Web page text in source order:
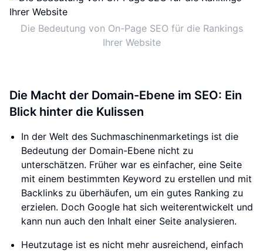
Die Bedeutung von On-Page SEO für die Rankings
Ihrer Website
Die Macht der Domain-Ebene im SEO: Ein
Blick hinter die Kulissen
In der Welt des Suchmaschinenmarketings ist die
Bedeutung der Domain-Ebene nicht zu
unterschätzen. Früher war es einfacher, eine Seite
mit einem bestimmten Keyword zu erstellen und mit
Backlinks zu überhäufen, um ein gutes Ranking zu
erzielen. Doch Google hat sich weiterentwickelt und
kann nun auch den Inhalt einer Seite analysieren.
Heutzutage ist es nicht mehr ausreichend, einfach